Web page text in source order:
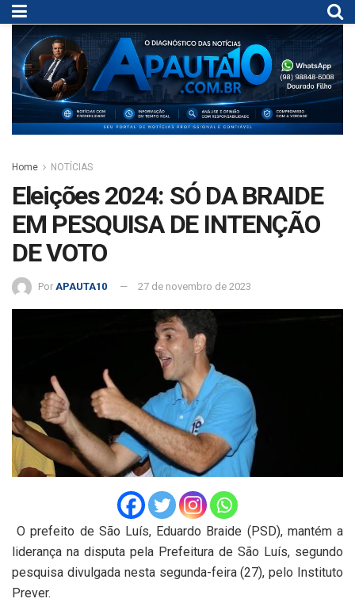
Home NOTÍCIAS
Eleições 2024: SÓ DA BRAIDE
EM PESQUISA DE INTENÇÃO
DE VOTO
Por APAUTA10 27 de novembro de 2023
O prefeito de São Luís, Eduardo Braide (PSD), mantém a
liderança na disputa pela Prefeitura de São Luís, segundo
pesquisa divulgada nesta segunda-feira (27), pelo Instituto
Prever.